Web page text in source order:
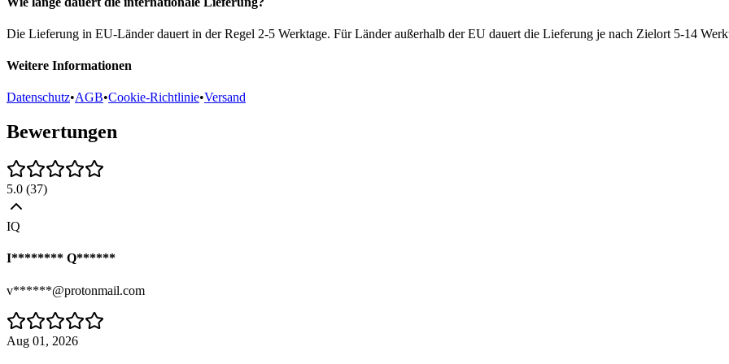
Die Lieferung in EU-Länder dauert in der Regel 2-5 Werktage. Für Länder außerhalb der EU dauert die Lieferung je nach Zielort 5-14
Weitere Informationen
Datenschutz•AGB•Cookie-Richtlinie•Versand
Bewertungen
5.0 (37)
IQ
I******** Q******
v******@protonmail.com
Aug 01, 2026